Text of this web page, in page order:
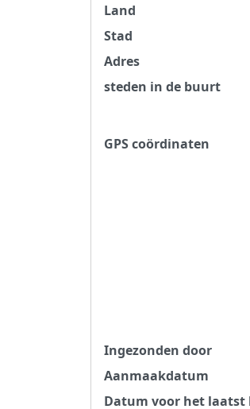
Land
Stad
Adres
steden in de buurt
GPS coördinaten
Ingezonden door
Aanmaakdatum
Datum voor het